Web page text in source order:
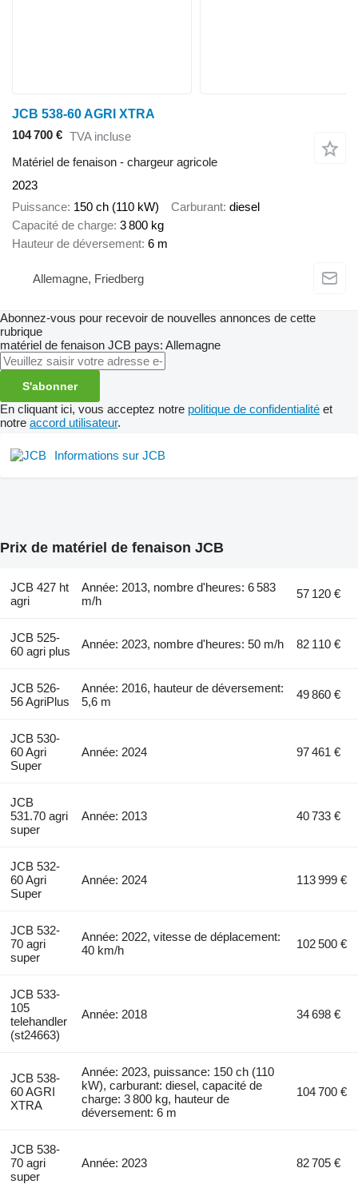
JCB 538-60 AGRI XTRA
104 700 € TVA incluse
Matériel de fenaison - chargeur agricole
2023
Puissance 150 ch (110 kW) Carburant diesel
Capacité de charge 3 800 kg
Hauteur de déversement 6 m
Allemagne, Friedberg
Abonnez-vous pour recevoir de nouvelles annonces de cette
rubrique
matériel de fenaison JCB pays: Allemagne
S'abonner
En cliquant ici, vous acceptez notre politique de confidentialité et
notre accord utilisateur.
Informations sur JCB
Prix de matériel de fenaison JCB
JCB 427 ht
agri
Année: 2013, nombre d'heures: 6 583
m/h
57 120 €
JCB 525-
60 agri plus
Année: 2023, nombre d'heures: 50 m/h 82 110 €
JCB 526-
56 AgriPlus
Année: 2016, hauteur de déversement:
5,6 m
49 860 €
JCB 530-
60 Agri
Super
Année: 2024 97 461 €
JCB
531.70 agri
super
Année: 2013 40 733 €
JCB 532-
60 Agri
Super
Année: 2024 113 999 €
JCB 532-
70 agri
super
Année: 2022, vitesse de déplacement:
40 km/h
102 500 €
JCB 533-
105
telehandler
(st24663)
Année: 2018 34 698 €
JCB 538-
60 AGRI
XTRA
Année: 2023, puissance: 150 ch (110
kW), carburant: diesel, capacité de
charge: 3 800 kg, hauteur de
déversement: 6 m
104 700 €
JCB 538-
70 agri
super
Année: 2023 82 705 €